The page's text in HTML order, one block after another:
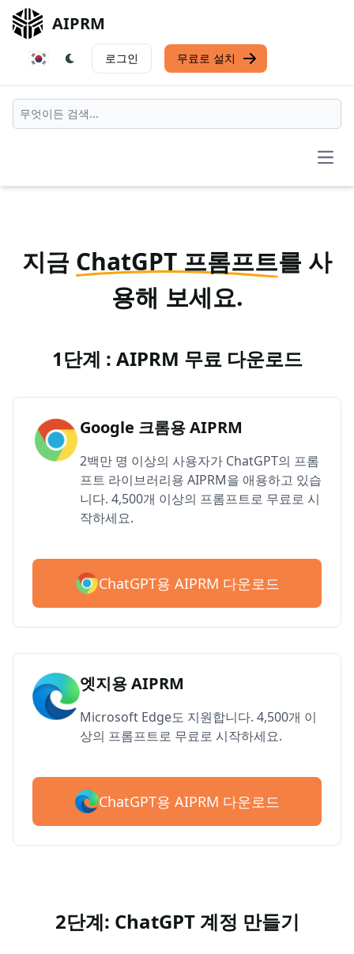
AIPRM
로그인 무료로 설치
지금 ChatGPT 프롬프트를 사
용해 보세요.
1단계 : AIPRM 무료 다운로드
Google 크롬용 AIPRM
2백만 명 이상의 사용자가 ChatGPT의 프롬
프트 라이브러리용 AIPRM을 애용하고 있습
니다. 4,500개 이상의 프롬프트로 무료로 시
작하세요.
ChatGPT용 AIPRM 다운로드
엣지용 AIPRM
Microsoft Edge도 지원합니다. 4,500개 이
상의 프롬프트로 무료로 시작하세요.
ChatGPT용 AIPRM 다운로드
2단계: ChatGPT 계정 만들기